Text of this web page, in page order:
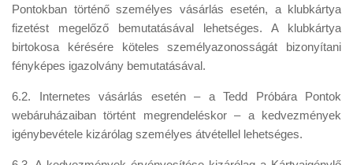
Pontokban történő személyes vásárlás esetén, a klubkártya
fizetést megelőző bemutatásával lehetséges. A klubkártya
birtokosa kérésére köteles személyazonosságát bizonyítani
fényképes igazolvány bemutatásával.
6.2. Internetes vásárlás esetén – a Tedd Próbára Pontok
webáruházaiban történt megrendeléskor – a kedvezmények
igénybevétele kizárólag személyes átvétellel lehetséges.